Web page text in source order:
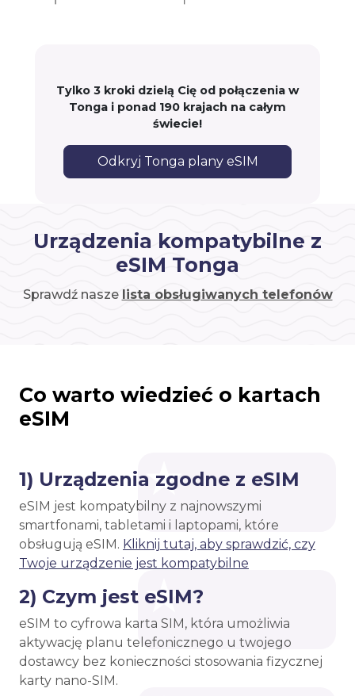
Tylko 3 kroki dzielą Cię od połączenia w
Tonga i ponad 190 krajach na całym
świecie!
Odkryj Tonga plany eSIM
Urządzenia kompatybilne z
eSIM Tonga
Sprawdź nasze lista obsługiwanych telefonów
Co warto wiedzieć o kartach
eSIM
1) Urządzenia zgodne z eSIM
eSIM jest kompatybilny z najnowszymi
smartfonami, tabletami i laptopami, które
obsługują eSIM. Kliknij tutaj, aby sprawdzić, czy
Twoje urządzenie jest kompatybilne
2) Czym jest eSIM?
eSIM to cyfrowa karta SIM, która umożliwia
aktywację planu telefonicznego u twojego
dostawcy bez konieczności stosowania fizycznej
karty nano-SIM.